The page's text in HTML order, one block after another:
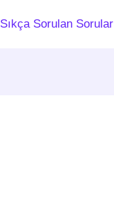
Sıkça Sorulan Sorular